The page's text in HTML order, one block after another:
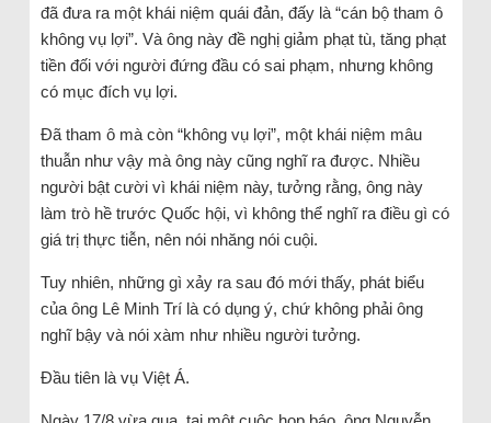
đã đưa ra một khái niệm quái đản, đấy là “cán bộ tham ô
không vụ lợi”. Và ông này đề nghị giảm phạt tù, tăng phạt
tiền đối với người đứng đầu có sai phạm, nhưng không
có mục đích vụ lợi.
Đã tham ô mà còn “không vụ lợi”, một khái niệm mâu
thuẫn như vậy mà ông này cũng nghĩ ra được. Nhiều
người bật cười vì khái niệm này, tưởng rằng, ông này
làm trò hề trước Quốc hội, vì không thể nghĩ ra điều gì có
giá trị thực tiễn, nên nói nhăng nói cuội.
Tuy nhiên, những gì xảy ra sau đó mới thấy, phát biểu
của ông Lê Minh Trí là có dụng ý, chứ không phải ông
nghĩ bậy và nói xàm như nhiều người tưởng.
Đầu tiên là vụ Việt Á.